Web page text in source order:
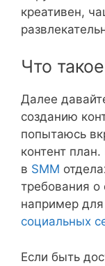
креативен,
Что
Далее
созданию
попытаюсь
контент
в SMM
требования о
например для
социальных
Если быть